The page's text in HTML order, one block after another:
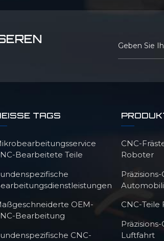
TAGS
Bearbeitete Teile
OEM-
Bearbeitung
CNC-
CNC-
Roboter
CNC-Teile
Luftfahrt